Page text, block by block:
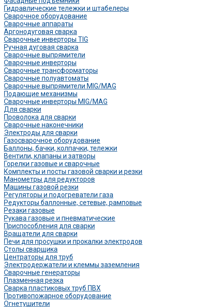
Гидравлические тележки и штабелеры
Сварочное оборудование
Сварочные аппараты
Аргонодуговая сварка
Сварочные инверторы TIG
Ручная дуговая сварка
Сварочные выпрямители
Сварочные инверторы
Сварочные трансформаторы
Сварочные полуавтоматы
Сварочные выпрямители MIG/MAG
Подающие механизмы
Сварочные инверторы MIG/MAG
Для сварки
Проволока для сварки
Сварочные наконечники
Электроды для сварки
Газосварочное оборудование
Баллоны, бачки, колпачки, тележки
Вентили, клапаны и затворы
Горелки газовые и сварочные
Комплекты и посты газовой сварки и резки
Манометры для редукторов
Машины газовой резки
Регуляторы и подогреватели газа
Редукторы баллонные, сетевые, рамповые
Резаки газовые
Рукава газовые и пневматические
Приспособления для сварки
Вращатели для сварки
Печи для просушки и прокалки электродов
Столы сварщика
Центраторы для труб
Электродержатели и клеммы заземления
Сварочные генераторы
Плазменная резка
Сварка пластиковых труб ПВХ
Противопожарное оборудование
Огнетушители